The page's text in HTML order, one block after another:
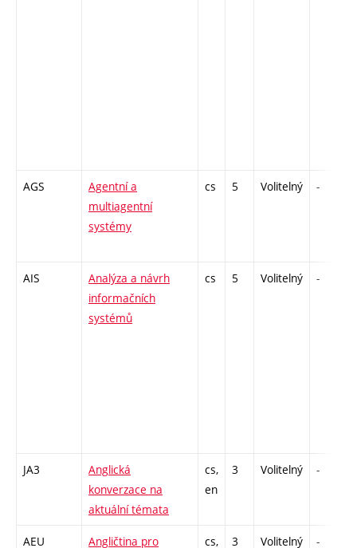
AGS
Agentní a
multiagentní
systémy
cs 5 Volitelný -
AIS
Analýza a návrh
informačních
systémů
cs 5 Volitelný -
JA3
Anglická
konverzace na
aktuální témata
cs,
en
3 Volitelný -
AEU Angličtina pro cs, 3 Volitelný -